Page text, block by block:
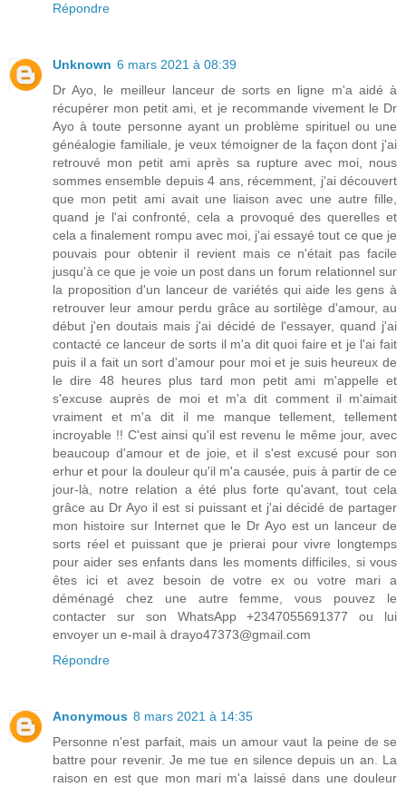
Répondre
Unknown 6 mars 2021 à 08:39
Dr Ayo, le meilleur lanceur de sorts en ligne m'a aidé à
récupérer mon petit ami, et je recommande vivement le Dr
Ayo à toute personne ayant un problème spirituel ou une
généalogie familiale, je veux témoigner de la façon dont j'ai
retrouvé mon petit ami après sa rupture avec moi, nous
sommes ensemble depuis 4 ans, récemment, j'ai découvert
que mon petit ami avait une liaison avec une autre fille,
quand je l'ai confronté, cela a provoqué des querelles et
cela a finalement rompu avec moi, j'ai essayé tout ce que je
pouvais pour obtenir il revient mais ce n'était pas facile
jusqu'à ce que je voie un post dans un forum relationnel sur
la proposition d'un lanceur de variétés qui aide les gens à
retrouver leur amour perdu grâce au sortilège d'amour, au
début j'en doutais mais j'ai décidé de l'essayer, quand j'ai
contacté ce lanceur de sorts il m'a dit quoi faire et je l'ai fait
puis il a fait un sort d'amour pour moi et je suis heureux de
le dire 48 heures plus tard mon petit ami m'appelle et
s'excuse auprès de moi et m'a dit comment il m'aimait
vraiment et m'a dit il me manque tellement, tellement
incroyable !! C'est ainsi qu'il est revenu le même jour, avec
beaucoup d'amour et de joie, et il s'est excusé pour son
erhur et pour la douleur qu'il m'a causée, puis à partir de ce
jour-là, notre relation a été plus forte qu'avant, tout cela
grâce au Dr Ayo il est si puissant et j'ai décidé de partager
mon histoire sur Internet que le Dr Ayo est un lanceur de
sorts réel et puissant que je prierai pour vivre longtemps
pour aider ses enfants dans les moments difficiles, si vous
êtes ici et avez besoin de votre ex ou votre mari a
déménagé chez une autre femme, vous pouvez le
contacter sur son WhatsApp +2347055691377 ou lui
envoyer un e-mail à drayo47373@gmail.com
Répondre
Anonymous 8 mars 2021 à 14:35
Personne n'est parfait, mais un amour vaut la peine de se
battre pour revenir. Je me tue en silence depuis un an. La
raison en est que mon mari m'a laissé dans une douleur